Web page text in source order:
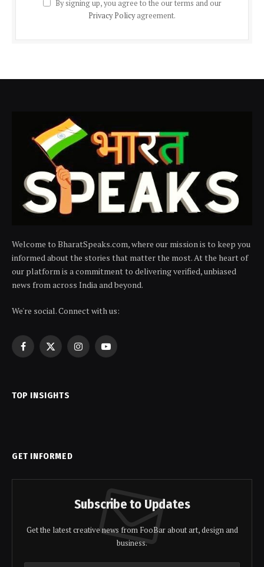
By signing up, you agree to the our terms and our
Privacy Policyagreement.
Welcome to BharatSpeaks.com, where our mission is to keep you
informed about the stories that matter the most. At the heart of
our platform is a commitment to delivering verified, unbiased
news from across India and beyond.
We're social. Connect with us:
Facebook
X
InstagramYouTube
TOP INSIGHTS
GET INFORMED
Subscribe to Updates
Get the latest creative news from FooBar about art, design and
business.